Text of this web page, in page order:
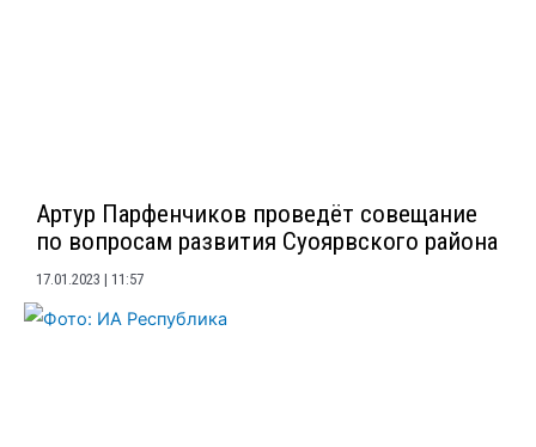
Артур Парфенчиков проведёт совещание
по вопросам развития Суоярвского района
17.01.2023 11:57